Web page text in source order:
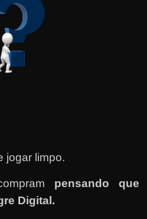
jogar limpo.
pensando que
Digital.